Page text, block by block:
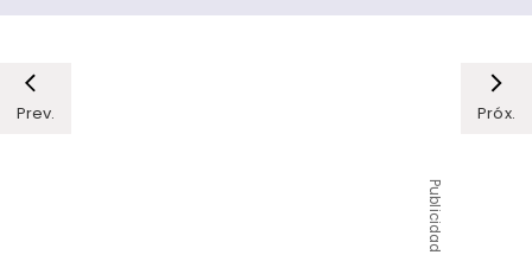
Prev. Próx.
Publicidad